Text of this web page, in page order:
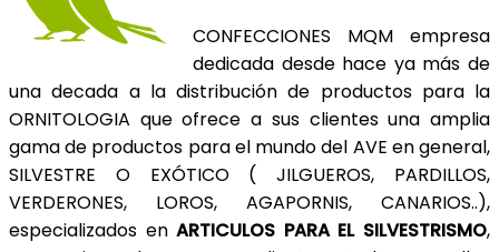
CONFECCIONES MQM empresa
dedicada desde hace ya más de
una decada a la distribución de productos para la
ORNITOLOGIA que ofrece a sus clientes una amplia
gama de productos para el mundo del AVE en general,
SILVESTRE O EXÓTICO ( JILGUEROS, PARDILLOS,
VERDERONES, LOROS, AGAPORNIS, CANARIOS..),
especializados enARTICULOS PARA EL SILVESTRISMO,